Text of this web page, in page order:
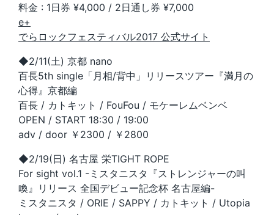
料金 : 1日券 ¥4,000 / 2日通し券 ¥7,000
e+
でらロックフェスティバル2017 公式サイト
◆2/11(土) 京都 nano
百長5th single「月相/背中」リリースツアー『満月の
心得』京都編
百長 / カトキット / FouFou / モケーレムベンベ
OPEN / START 18:30 / 19:00
adv / door ￥2300 / ￥2800
◆2/19(日) 名古屋 栄TIGHT ROPE
For sight vol.1 -ミスタニスタ『ストレンジャーの叫
喚』リリース 全国デビュー記念杯 名古屋編-
ミスタニスタ / ORIE / SAPPY / カトキット / Utopia